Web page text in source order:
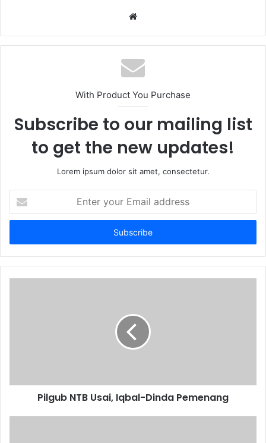
With Product You Purchase
Subscribe to our mailing list
to get the new updates!
Lorem ipsum dolor sit amet, consectetur.
your
Email
Pilgub NTB Usai, Iqbal-Dinda Pemenang